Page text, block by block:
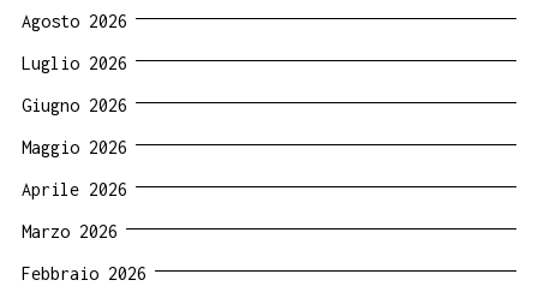
Agosto 2026
Luglio 2026
Giugno 2026
Maggio 2026
Aprile 2026
Marzo 2026
Febbraio 2026